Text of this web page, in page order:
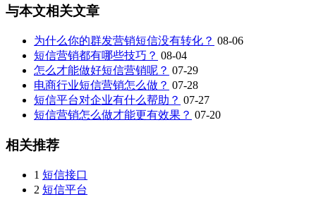
与本文相关文章
为什么你的群发营销短信没有转化？ 08-06
短信营销都有哪些技巧？ 08-04
怎么才能做好短信营销呢？ 07-29
电商行业短信营销怎么做？ 07-28
短信平台对企业有什么帮助？ 07-27
短信营销怎么做才能更有效果？ 07-20
相关推荐
1 短信接口
2 短信平台